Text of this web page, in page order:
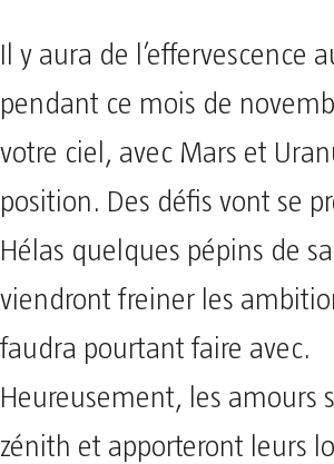
Il y aura de l’effervescence
pendant ce mois de
votre ciel, avec Mars et
position. Des défis vont se
Hélas quelques pépins de
viendront freiner les
faudra pourtant faire avec.
Heureusement, les amours
zénith et apporteront leurs